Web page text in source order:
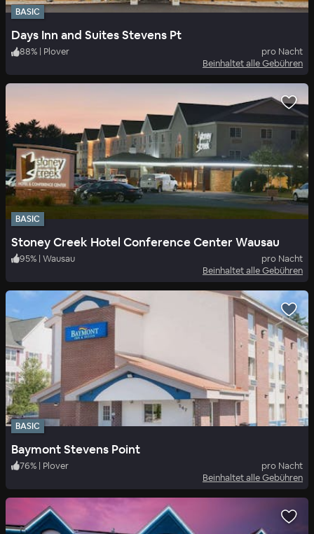
BASIC
Days Inn and Suites Stevens Pt
88% | Plover
pro Nacht
Beinhaltet alle Gebühren
BASIC
Stoney Creek Hotel Conference Center Wausau
95% | Wausau
pro Nacht
Beinhaltet alle Gebühren
BASIC
Baymont Stevens Point
76% | Plover
pro Nacht
Beinhaltet alle Gebühren